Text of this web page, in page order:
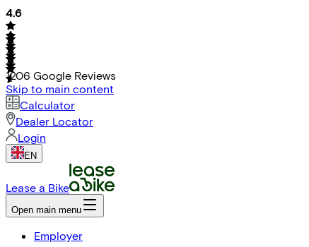
4.6
1206 Google Reviews
Skip to main content
Calculator
Dealer Locator
Login
EN
Lease a Bike
Open main menu
Employer